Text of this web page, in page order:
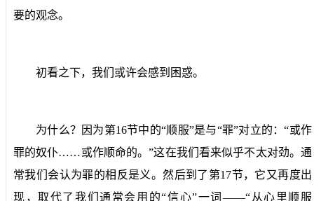
要的观念。
初看之下，我们或许会感到困惑。
为什么？因为第16节中的“顺服”是与“罪”对立的：“或作
罪的奴仆……或作顺命的。”这在我们看来似乎不太对劲。通
常我们会认为罪的相反是义。然后到了第17节，它又再度出
现，取代了我们通常会用的“信心”一词——“从心里顺服